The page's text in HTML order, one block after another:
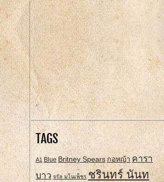
TAGS
A1 Blue Britney Spears กอหญ้า คารา
บาว จรัล มโนเพ็ชร ชรินทร์ นันท